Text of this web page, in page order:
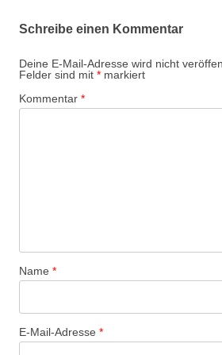
Schreibe einen Kommentar
Deine E-Mail-Adresse wird nicht
Felder sind mit * markiert
Kommentar *
Name *
E-Mail-Adresse *